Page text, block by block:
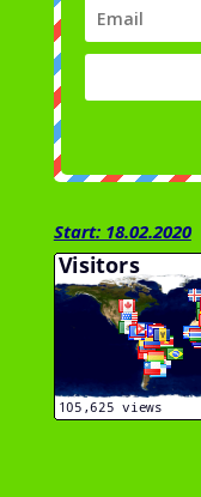
Start: 18.02.2020